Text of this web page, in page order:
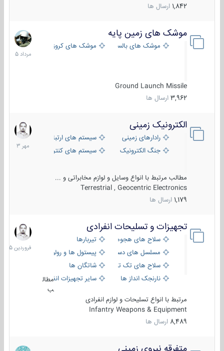
1,842 ارسال ها
موشک های زمین پایه
موشک های بالستیک موشک های کروز
Ground Launch Missile
3,962 ارسال ها
2
مرداد
1405
الکترونیک زمینی
رادارهای زمینی
سیستم های ارتباطی و جمع آوری
جنگ الکترونیک
سیستم های کنترل آتش و تجهیزات
مطالب مرتبط با انواع وسایل و لوازم مخابراتی و ...
Terrestrial , Geocentric Electronics
1,179 ارسال ها
1
مهر
1403
تجهیزات و تسلیحات انفرادی
سلاح های هجومی
تیربارها
مسلسل های دستی
پیستول ها و رولورها
سلاح های تک تیر اندازیشاتگان ها
نارنجک انداز ها
سایر تجهیزات انفرادی
مطال
ب
مرتبط با انواع تسلیحات و لوازم انفرادی
Infantry Weapons & Equipment
8,489 ارسال ها
17
فروردین
1405